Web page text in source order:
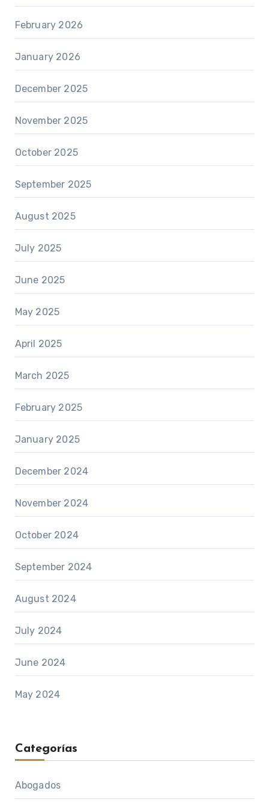
February 2026
January 2026
December 2025
November 2025
October 2025
September 2025
August 2025
July 2025
June 2025
May 2025
April 2025
March 2025
February 2025
January 2025
December 2024
November 2024
October 2024
September 2024
August 2024
July 2024
June 2024
May 2024
Categorías
Abogados